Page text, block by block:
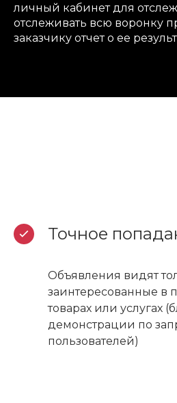
личный кабинет для
отслеживать всю воронку
заказчику отчет о ее
Точное
Объявления видят
заинтересованные в
товарах или услугах
демонстрации по
пользователей)